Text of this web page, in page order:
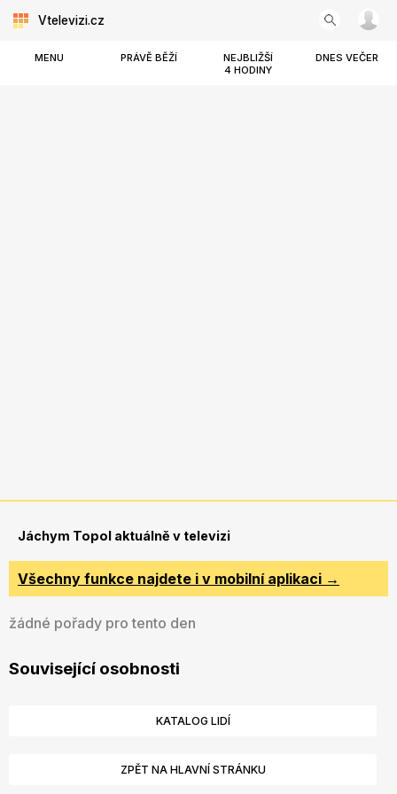
Vtelevizi.cz
MENU PRÁVĚ BĚŽÍ
NEJBLIŽŠÍ
4 HODINY
DNES VEČER
Jáchym Topol aktuálně v televizi
Všechny funkce najdete i v mobilní aplikaci →
žádné pořady pro tento den
Související osobnosti
KATALOG LIDÍ
ZPĚT NA HLAVNÍ STRÁNKU